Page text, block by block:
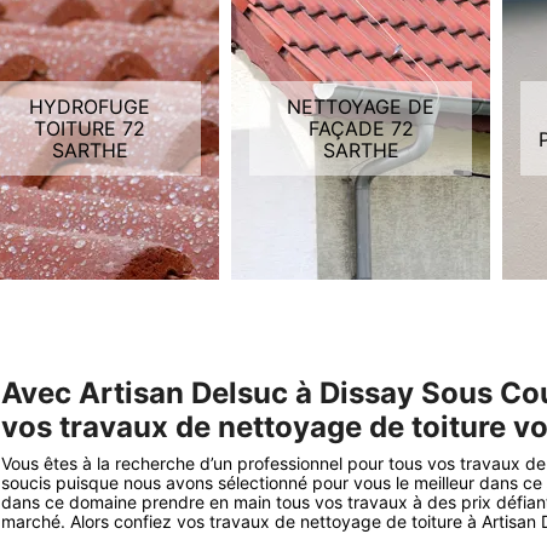
HYDROFUGE
TOITURE 72
SARTHE
NETTOYAGE DE
FAÇADE 72
SARTHE
Avec Artisan Delsuc à Dissay Sous
vos travaux de nettoyage de toiture
Vous êtes à la recherche d’un professionnel pour tous vos travaux
soucis puisque nous avons sélectionné pour vous le meilleur dans
dans ce domaine prendre en main tous vos travaux à des prix
marché. Alors confiez vos travaux de nettoyage de toiture à Artisan